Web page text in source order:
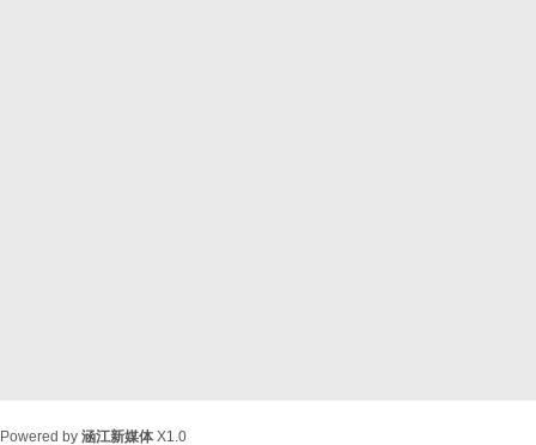
Powered by 涵江新媒体 X1.0